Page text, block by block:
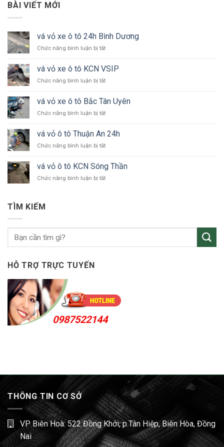
BÀI VIẾT MỚI
vá vỏ xe ô tô 24h Bình Dương
Chức năng bình luận bị tắtở
vỏ
xe
ô
24h
Dương
vá vỏ xe ô tô KCN VSIP
Chức năng bình luận bị tắtở
vỏ
xe
ô
KCN
vá vỏ xe ô tô Bắc Tân Uyên
Chức năng bình luận bị tắtở
vỏ
xe
ô
Bắc
Tân
Uyên
vá vỏ ô tô Thuận An 24h
Chức năng bình luận bị tắtở
ô
tô
vá vỏ ô tô KCN Sóng Thần
Chức năng bình luận bị tắtở
Sóng
TÌM KIẾM
HỖ TRỢ TRỰC TUYẾN
0987522144
THÔNG TIN CƠ SỞ
VP Biên Hoà: 522 Đồng Khởi, p.Tân Hiệp, Biên Hòa, Đồng
Nai